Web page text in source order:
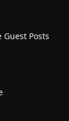
Guest Posts